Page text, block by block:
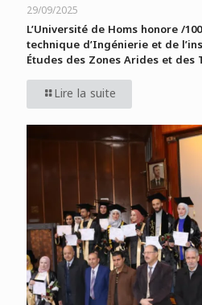
29/09/2025
L’Université de Homs honore /
technique d’Ingénierie et de
Études des Zones Arides et des
Lire la suite